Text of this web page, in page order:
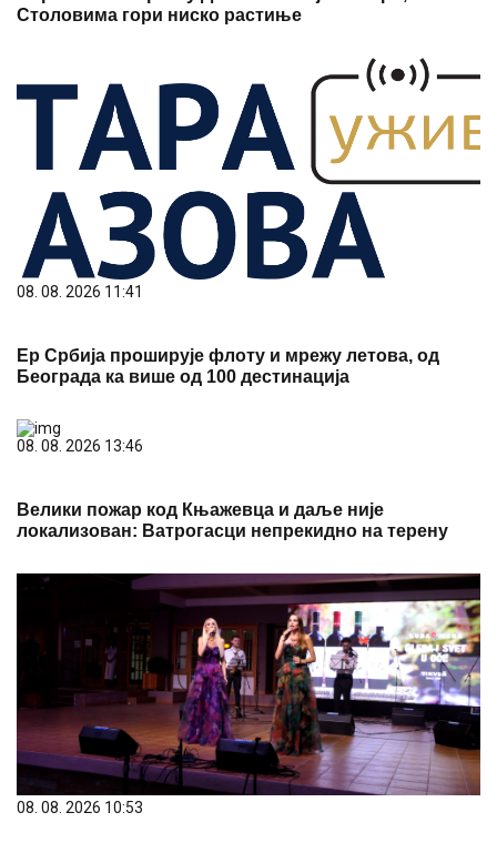
08. 08. 2026 11:41
Ер Србија проширује флоту и мрежу летова, од
08. 08. 2026 13:46
Велики пожар код Књажевца и даље није
08. 08. 2026 10:53
Сестре Гобовић: Традиција може да звучи модерно,